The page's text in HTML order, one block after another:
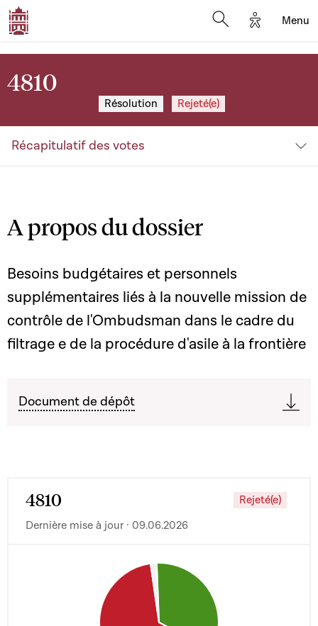
Options
Menu
4810
Résolution Rejeté(e)
Récapitulatif des votes
A propos du dossier
Besoins budgétaires et personnels
supplémentaires liés à la nouvelle mission de
contrôle de l'Ombudsman dans le cadre du
filtrage e de la procédure d'asile à la frontière
Document de dépôt
4810
Rejeté(e)
Dernière mise à jour · 09.06.2026